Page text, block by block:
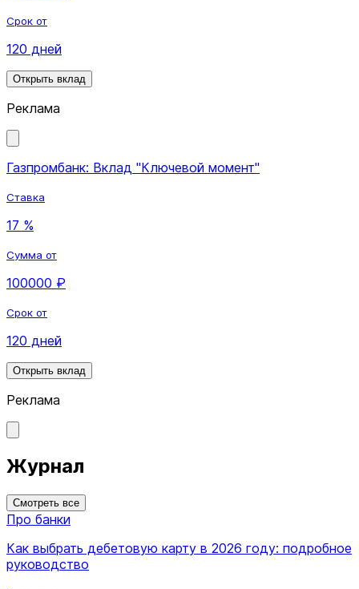
Срок от
120 дней
Открыть вклад
Реклама
Газпромбанк: Вклад "Ключевой момент"
Ставка
17 %
Сумма от
100000 ₽
Срок от
120 дней
Открыть вклад
Реклама
Журнал
Смотреть все
Про банки
Как выбрать дебетовую карту в 2026 году: подробное
руководство